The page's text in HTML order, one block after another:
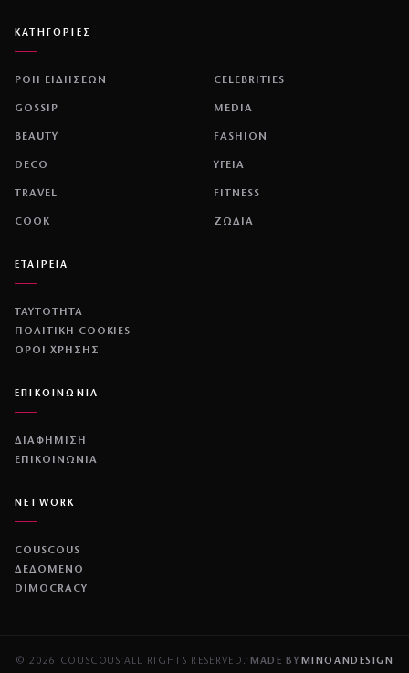
ΚΑΤΗΓΟΡΙΕΣ
ΡΟΗ ΕΙΔΗΣΕΩΝ CELEBRITIES
GOSSIP MEDIA
BEAUTY FASHION
DECO ΥΓΕΙΑ
TRAVEL FITNESS
COOK ΖΩΔΙΑ
ΕΤΑΙΡΕΙΑ
ΤΑΥΤΟΤΗΤΑ
ΠΟΛΙΤΙΚΉ COOKIES
ΌΡΟΙ ΧΡΉΣΗΣ
ΕΠΙΚΟΙΝΩΝΙΑ
ΔΙΑΦΗΜΙΣΗ
ΕΠΙΚΟΙΝΩΝΙΑ
NETWORK
COUSCOUS
ΔΕΔΟΜΕΝΟ
DIMOCRACY
© 2026 COUSCOUS ALL RIGHTS RESERVED. MADE BY MINOANDESIGN